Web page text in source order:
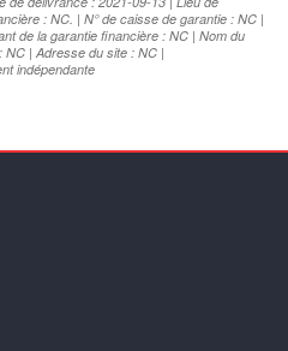
: NC. | N° de caisse de garantie : NC |
de la garantie financière : NC | Nom du
NC | Adresse du site : NC |
indépendante